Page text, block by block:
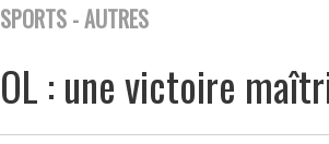
SPORTS - AUTRES
OL : une victoire